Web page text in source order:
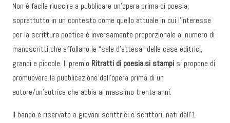
Non è facile riuscire a pubblicare un’opera prima di poesia,
soprattutto in un contesto come quello attuale in cui l’interesse
per la scrittura poetica è inversamente proporzionale al numero di
manoscritti che affollano le “sale d’attesa” delle case editrici,
grandi e piccole. Il premio Ritratti di poesia.si stampi si propone di
promuovere la pubblicazione dell’opera prima di un
autore/un’autrice che abbia al massimo trenta anni.
Il bando è riservato a giovani scrittrici e scrittori, nati dall’1